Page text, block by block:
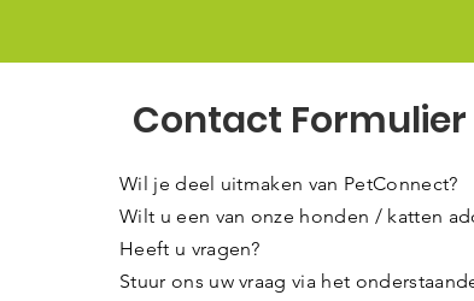
Contact Formulier
Wil je deel uitmaken van PetConnect?
Wilt u een van onze honden / katten
Heeft u vragen?
Stuur ons uw vraag via het